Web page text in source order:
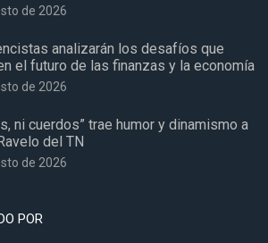
de 2026
analizarán los desafíos que
el futuro de las finanzas y la economía
de 2026
ni cuerdos” trae humor y dinamismo a
del TN
de 2026
POR